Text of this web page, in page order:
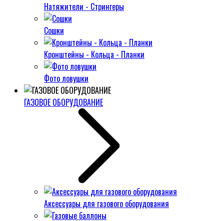
Натяжители - Стрингеры
Сошки
Кронштейны - Кольца - Планки
Фото ловушки
ГАЗОВОЕ ОБОРУДОВАНИЕ
Аксессуары для газового оборудования